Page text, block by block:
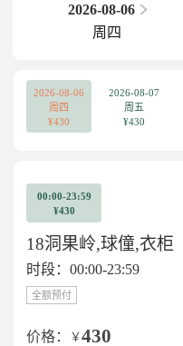
2026-08-06
周四
2026-08-06
周四
¥430
2026-08-07
周五
¥430
00:00-23:59
¥430
18洞果岭,球僮,衣柜
时段：00:00-23:59
全额预付
价格： ￥430